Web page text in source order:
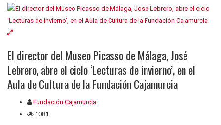
El director del Museo Picasso de Málaga, José
Lebrero, abre el ciclo ‘Lecturas de invierno’, en el
Aula de Cultura de la Fundación Cajamurcia
Fundación Cajamurcia
1081